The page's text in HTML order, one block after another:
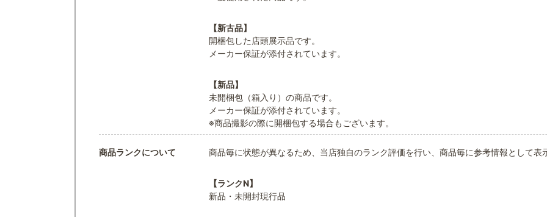
【新古品】
開梱包した店頭展示品です。
メーカー保証が添付されています。
【新品】
未開梱包（箱入り）の商品です。
メーカー保証が添付されています。
※商品撮影の際に開梱包する場合もございます。
商品ランクについて 商品毎に状態が異なるため、当店独自のランク評価を行い、商品毎に参考情報として表
【ランクN】
新品・未開封現行品